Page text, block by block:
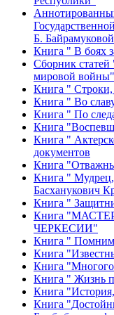
Б. Байрамуковой
Книга " В боях
Сборник
мировой войны"
Книга "
Книга " Во
Книга " По
Книга
Книга "
документов
Книга
Книга "
Басханукович
Книга "
Книга
ЧЕРКЕСИИ"
Книга "
Книга
Книга
Книга " Жизнь
Книга
Книга